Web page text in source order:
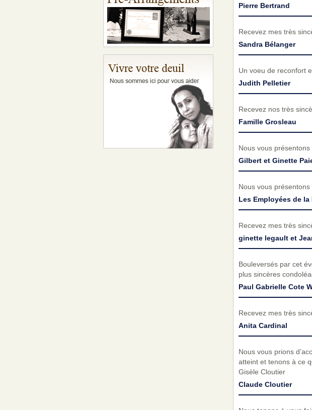
Pierre Bertrand
Recevez mes très
Sandra Bélanger
Un voeu de reconfort
Judith Pelletier
Recevez nos très
Famille Grosleau
Nous vous
Gilbert et Ginette
Nous vous
Les Employées de
Recevez mes très
ginette legault et
Bouleversés par cet
plus sincères
Paul Gabrielle Cote
Recevez mes très
Anita Cardinal
Nous vous prions
atteint et tenons à ce
Gisèle Cloutier
Claude Cloutier